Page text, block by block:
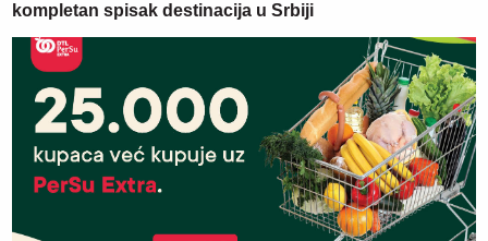
kompletan spisak destinacija u Srbiji